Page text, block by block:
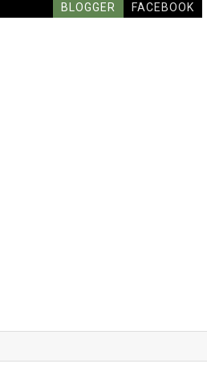
BLOGGER FACEBOOK